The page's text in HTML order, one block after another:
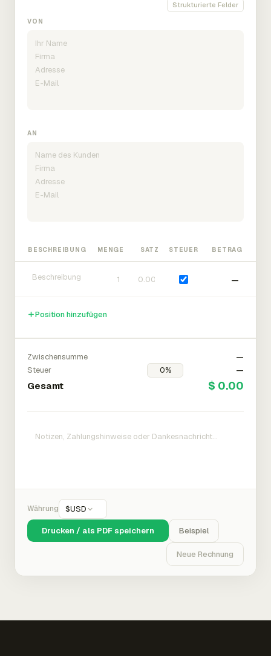
Strukturierte Felder
VON
AN
BESCHREIBUNG MENGE SATZ STEUER BETRAG
—
Position hinzufügen
Zwischensumme
—
Steuer
—
Gesamt $ 0.00
Währung $USD
Drucken / als PDF speichern Beispiel
Neue Rechnung